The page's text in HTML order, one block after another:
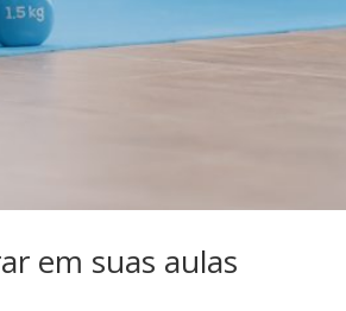
em suas aulas